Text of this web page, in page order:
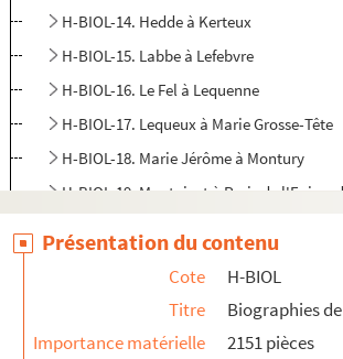
H-BIOL-14. Hedde à Kerteux
H-BIOL-15. Labbe à Lefebvre
H-BIOL-16. Le Fel à Lequenne
H-BIOL-17. Lequeux à Marie Grosse-Tête
H-BIOL-18. Marie Jérôme à Montury
H-BIOL-19. Montgivet à Paris de
Présentation du contenu
Cote
H-BIOL
Titre
Biographies
Importance matérielle
2151 pièces